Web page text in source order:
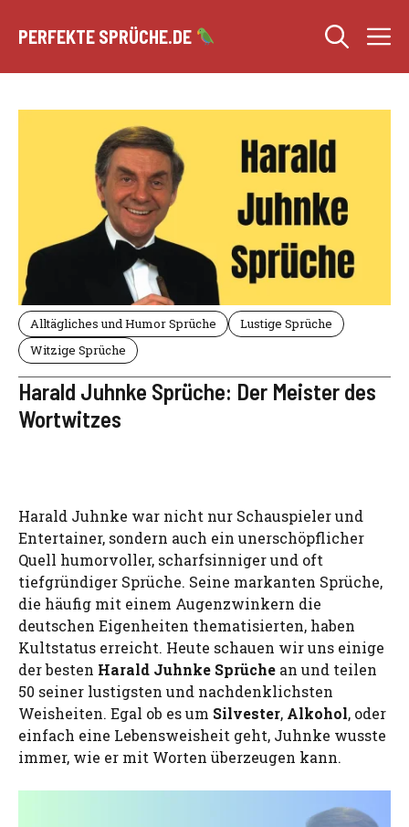
Inhalt
PERFEKTE SPRÜCHE.DE
Alltägliches und Humor Sprüche
Lustige Sprüche
Witzige Sprüche
Harald Juhnke Sprüche: Der Meister des
Wortwitzes
Harald Juhnke war nicht nur Schauspieler und
Entertainer, sondern auch ein unerschöpflicher
Quell humorvoller, scharfsinniger und oft
tiefgründiger Sprüche. Seine markanten Sprüche,
die häufig mit einem Augenzwinkern die
deutschen Eigenheiten thematisierten, haben
Kultstatus erreicht. Heute schauen wir uns einige
der besten Harald Juhnke Sprüche an und teilen
50 seiner lustigsten und nachdenklichsten
Weisheiten. Egal ob es um Silvester, Alkohol, oder
einfach eine Lebensweisheit geht, Juhnke wusste
immer, wie er mit Worten überzeugen kann.